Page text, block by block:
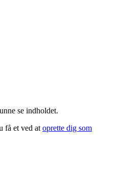
se indholdet.
få et ved at oprette dig som